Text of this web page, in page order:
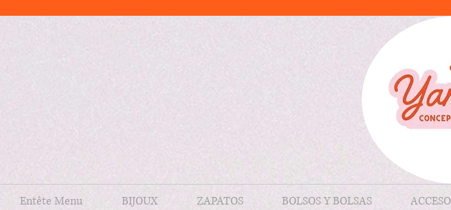
Entête Menu BIJOUX ZAPATOS BOLSOS Y BOLSAS